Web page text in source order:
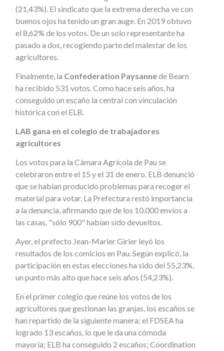
(21,43%). El sindicato que la extrema derecha ve con
buenos ojos ha tenido un gran auge. En 2019 obtuvo
el 8,62% de los votos. De un solo representante ha
pasado a dos, recogiendo parte del malestar de los
agricultores.
Finalmente, la Confederation Paysannede Bearn
ha recibido 531 votos. Como hace seis años, ha
conseguido un escaño la central con vinculación
histórica con el ELB.
LAB gana en el colegio de trabajadores
agricultores
Los votos para la Cámara Agrícola de Pau se
celebraron entre el 15 y el 31 de enero. ELB denunció
que se habían producido problemas para recoger el
material para votar. La Prefectura restó importancia
a la denuncia, afirmando que de los 10.000 envíos a
las casas, "sólo 900" habían sido devueltos.
Ayer, el prefecto Jean-Marier Girier leyó los
resultados de los comicios en Pau. Según explicó, la
participación en estas elecciones ha sido del 55,23%,
un punto más alto que hace seis años (54,23%).
En el primer colegio que reúne los votos de los
agricultores que gestionan las granjas, los escaños se
han repartido de la siguiente manera: el FDSEA ha
logrado 13 escaños, lo que le da una cómoda
mayoría; ELB ha conseguido 2 escaños; Coordination